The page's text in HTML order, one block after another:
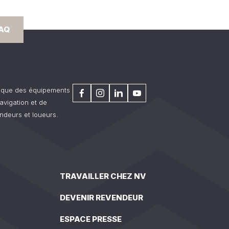
des équipements
et de
et loueurs.
TRAVAILLER CHEZ NV
DEVENIR REVENDEUR
ESPACE PRESSE